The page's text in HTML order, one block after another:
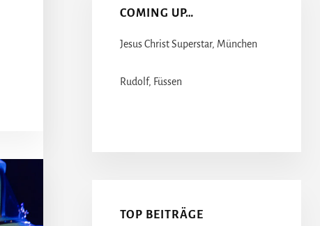
COMING UP…
Jesus Christ Superstar, München
Rudolf, Füssen
TOP BEITRÄGE